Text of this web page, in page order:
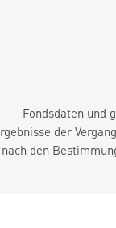
Fondsdaten und
der
den